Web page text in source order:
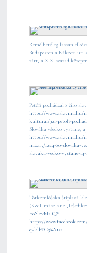
Remélhetőleg lassan
Budapesten a Rákóczi
zárt, a XIX. század
Petőfi pochádzal z číro
https://www.oslovma.hu/
kultura1/921-petofi-
Slováka všecko vystane,
https://www.oslovma.hu/
nazory/1224-zo-slovaka-
slovaka-vecko-vystane-
Tótkomlóšska štipľavá
(K&T mäso
#oSlovMa 👉
https://
q=klb%C3%A1sa